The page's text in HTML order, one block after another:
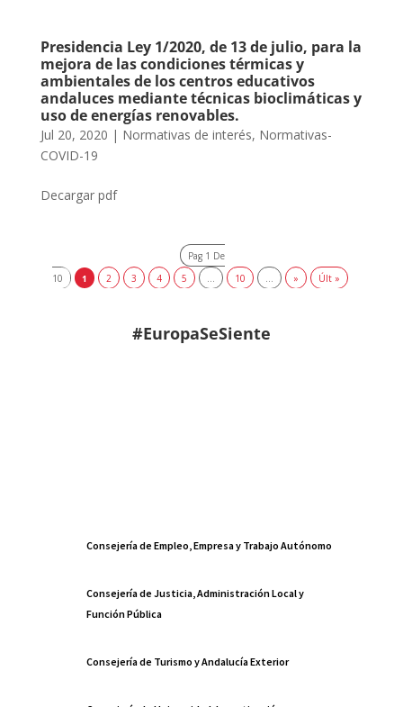
Presidencia Ley 1/2020, de 13 de julio, para la
mejora de las condiciones térmicas y
ambientales de los centros educativos
andaluces mediante técnicas bioclimáticas y
uso de energías renovables.
Jul 20, 2020 | Normativas de interés, Normativas-
COVID-19
Decargar pdf
Pag 1 De
10
1 2 3 4 5 10 » Últ »
#EuropaSeSiente
Consejería de Empleo, Empresa y Trabajo Autónomo
Consejería de Justicia, Administración Local y
Función Pública
Consejería de Turismo y Andalucía Exterior